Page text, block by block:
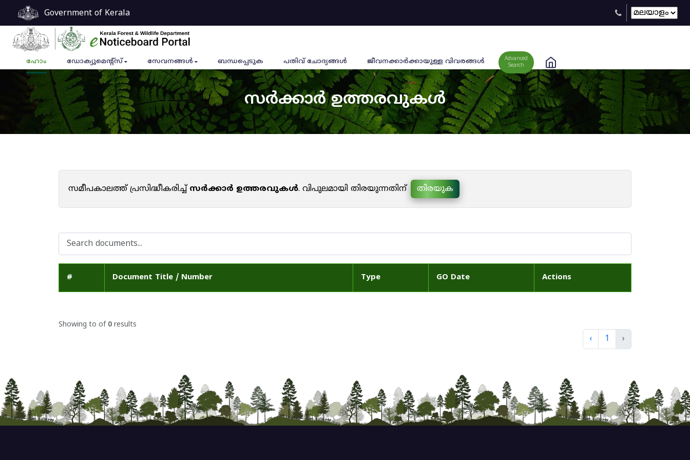
Government of Kerala
ഹോം ഡോക്യുമെൻ്റ്സ് സേവനങ്ങൾ ബന്ധപ്പെടുക പതിവ് ചോദ്യങ്ങൾ ജീവനക്കാര്‍ക്കായുള്ള വിവരങ്ങള്‍
Advanced
Search
സർക്കാർ ഉത്തരവുകൾ
സമീപകാലത്ത് പ്രസിദ്ധീകരിച്ച്സർക്കാർ ഉത്തരവുകൾ. വിപുലമായി തിരയുന്നതിന് തിരയുക
# Document Title / Number Type GO Date Actions
Showing to of 0 results
‹ 1 ›